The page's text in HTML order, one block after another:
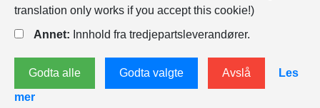
Personvernerklæring
Endre
informasjonskapsler
translation only works if you accept this cookie!)
Annet: Innhold fra tredjepartsleverandører.
Godta alle Godta valgte Avslå
Les
mer